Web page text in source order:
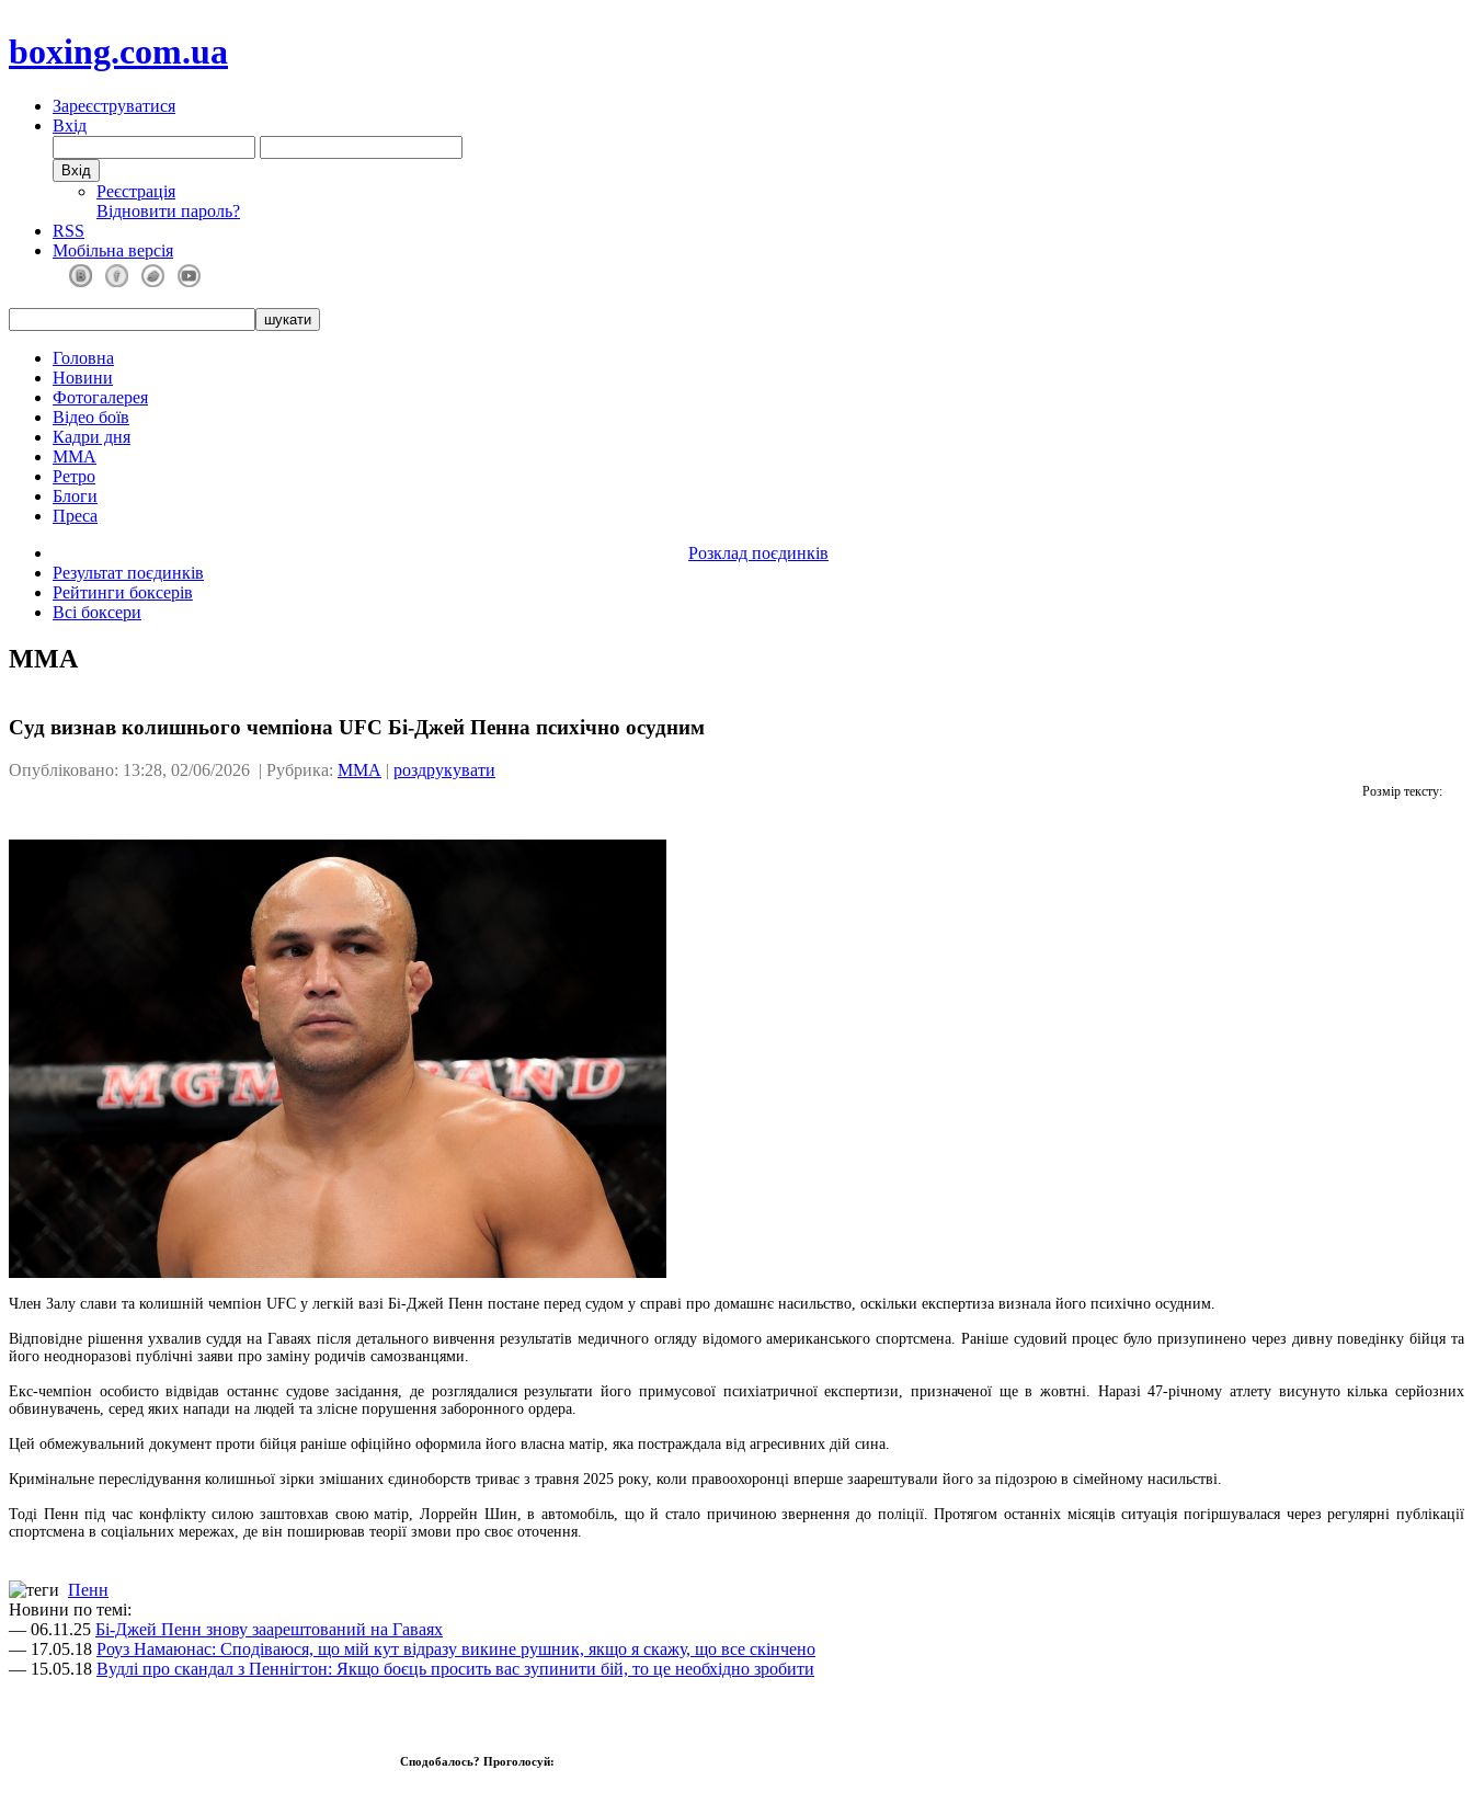
boxing.com.ua
Зареєструватися
Вхід
Реєстрація
Відновити пароль?
RSS
Мобільна версія
Головна
Новини
Фотогалерея
Відео боїв
Кадри дня
ММА
Ретро
Блоги
Преса
Розклад поєдинків
Результат поєдинків
Рейтинги боксерів
Всі боксери
ММА
Суд визнав колишнього чемпіона UFC Бі-Джей Пенна психічно осудним
Опубліковано: 13:28, 02/06/2026 | Рубрика: ММА | роздрукувати
Розмір тексту:
Член Залу слави та колишній чемпіон UFC у легкій вазі Бі-Джей Пенн постане перед судом у справі про домашнє насильство, оскільки експертиза визнала його психічно осудним.
Відповідне рішення ухвалив суддя на Гаваях після детального вивчення результатів медичного огляду відомого американського спортсмена. Раніше судовий процес було призупинено через дивну поведінку бійця та
його неодноразові публічні заяви про заміну родичів самозванцями.
Екс-чемпіон особисто відвідав останнє судове засідання, де розглядалися результати його примусової психіатричної експертизи, призначеної ще в жовтні. Наразі 47-річному атлету висунуто кілька серйозних
обвинувачень, серед яких напади на людей та злісне порушення заборонного ордера.
Цей обмежувальний документ проти бійця раніше офіційно оформила його власна матір, яка постраждала від агресивних дій сина.
Кримінальне переслідування колишньої зірки змішаних єдиноборств триває з травня 2025 року, коли правоохоронці вперше заарештували його за підозрою в сімейному насильстві.
Тоді Пенн під час конфлікту силою заштовхав свою матір, Лоррейн Шин, в автомобіль, що й стало причиною звернення до поліції. Протягом останніх місяців ситуація погіршувалася через регулярні публікації
спортсмена в соціальних мережах, де він поширював теорії змови про своє оточення.
Пенн
Новини по темі:
— 06.11.25 Бі-Джей Пенн знову заарештований на Гаваях
— 17.05.18 Роуз Намаюнас: Сподіваюся, що мій кут відразу викине рушник, якщо я скажу, що все скінчено
— 15.05.18 Вудлі про скандал з Пеннігтон: Якщо боєць просить вас зупинити бій, то це необхідно зробити
Сподобалось? Проголосуй: